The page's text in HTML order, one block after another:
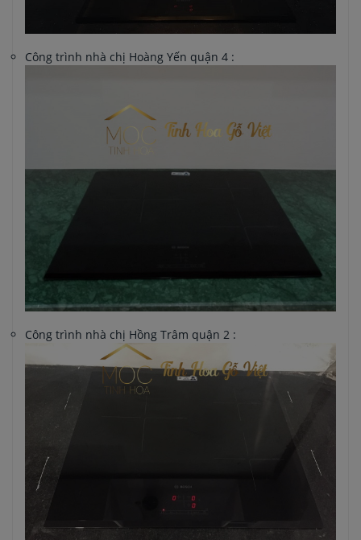
Công trình nhà chị Hoàng Yến quận 4 :
Công trình nhà chị Hồng Trâm quận 2 :